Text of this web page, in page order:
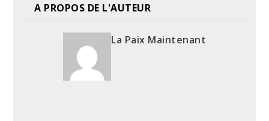
A PROPOS DE L'AUTEUR
La Paix Maintenant